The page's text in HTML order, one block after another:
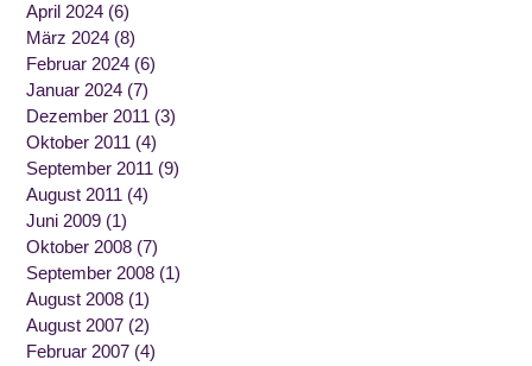
April 2024 (6)
März 2024 (8)
Februar 2024 (6)
Januar 2024 (7)
Dezember 2011 (3)
Oktober 2011 (4)
September 2011 (9)
August 2011 (4)
Juni 2009 (1)
Oktober 2008 (7)
September 2008 (1)
August 2008 (1)
August 2007 (2)
Februar 2007 (4)